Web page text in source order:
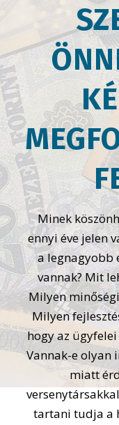
Minek
ennyi éve jelen
a legnagyobb
vannak? Mit
Milyen
Milyen
hogy az
Vannak-e olyan
miatt
tartani tudja a